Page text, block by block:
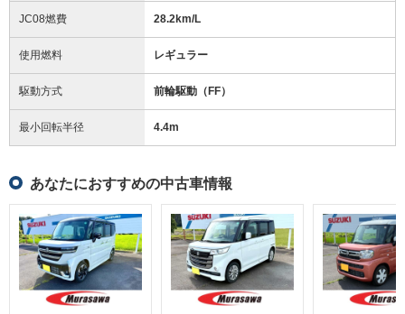
JC08燃費 28.2km/L
使用燃料 レギュラー
駆動方式 前輪駆動（FF）
最小回転半径 4.4m
あなたにおすすめの中古車情報